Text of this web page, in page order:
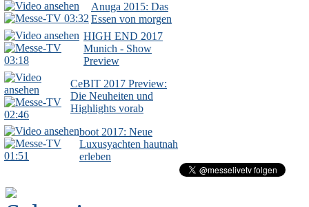
03:32
Anuga 2015: Das
Essen von morgen
03:18
HIGH END 2017
Munich - Show
Preview
02:46
CeBIT 2017 Preview:
Die Neuheiten und
Highlights vorab
01:51
boot 2017: Neue
Luxusyachten hautnah
erleben